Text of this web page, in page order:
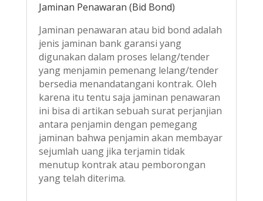
Jaminan Penawaran (Bid Bond)
Jaminan penawaran atau bid bond adalah
jenis jaminan bank garansi yang
digunakan dalam proses lelang/tender
yang menjamin pemenang lelang/tender
bersedia menandatangani kontrak. Oleh
karena itu tentu saja jaminan penawaran
ini bisa di artikan sebuah surat perjanjian
antara penjamin dengan pemegang
jaminan bahwa penjamin akan membayar
sejumlah uang jika terjamin tidak
menutup kontrak atau pemborongan
yang telah diterima.